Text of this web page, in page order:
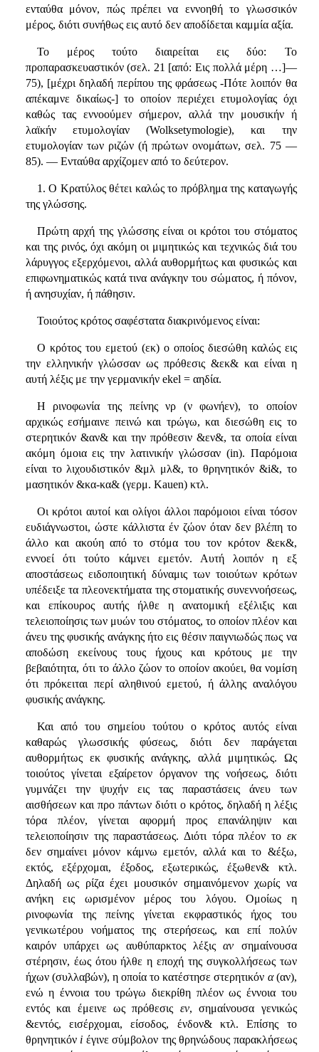
ενταύθα μόνον, πώς πρέπει να εννοηθή το γλωσσικόν
μέρος, διότι συνήθως εις αυτό δεν αποδίδεται καμμία αξία.
Το μέρος τούτο διαιρείται εις δύο: Το
προπαρασκευαστικόν (σελ. 21 [από: Εις πολλά μέρη …]—
75), [μέχρι δηλαδή περίπου της φράσεως -Πότε λοιπόν θα
απέκαμνε δικαίως-] το οποίον περιέχει ετυμολογίας όχι
καθώς τας εννοούμεν σήμερον, αλλά την μουσικήν ή
λαϊκήν ετυμολογίαν (Wolksetymologie), και την
ετυμολογίαν των ριζών (ή πρώτων ονομάτων, σελ. 75 —
85). — Ενταύθα αρχίζομεν από το δεύτερον.
1. Ο Κρατύλος θέτει καλώς το πρόβλημα της καταγωγής
της γλώσσης.
Πρώτη αρχή της γλώσσης είναι οι κρότοι του στόματος
και της ρινός, όχι ακόμη οι μιμητικώς και τεχνικώς διά του
λάρυγγος εξερχόμενοι, αλλά αυθορμήτως και φυσικώς και
επιφωνηματικώς κατά τινα ανάγκην του σώματος, ή πόνον,
ή ανησυχίαν, ή πάθησιν.
Τοιούτος κρότος σαφέστατα διακρινόμενος είναι:
Ο κρότος του εμετού (εκ) ο οποίος διεσώθη καλώς εις
την ελληνικήν γλώσσαν ως πρόθεσις &εκ& και είναι η
αυτή λέξις με την γερμανικήν ekel = αηδία.
H ρινοφωνία της πείνης νρ (ν φωνήεν), το οποίον
αρχικώς εσήμαινε πεινώ και τρώγω, και διεσώθη εις το
στερητικόν &αν& και την πρόθεσιν &εν&, τα οποία είναι
ακόμη όμοια εις την λατινικήν γλώσσαν (in). Παρόμοια
είναι το λιχουδιστικόν &μλ μλ&, το θρηνητικόν &i&, το
μασητικόν &κα-κα& (γερμ. Kauen) κτλ.
Οι κρότοι αυτοί και ολίγοι άλλοι παρόμοιοι είναι τόσον
ευδιάγνωστοι, ώστε κάλλιστα έν ζώον όταν δεν βλέπη το
άλλο και ακούη από το στόμα του τον κρότον &εκ&,
εννοεί ότι τούτο κάμνει εμετόν. Αυτή λοιπόν η εξ
αποστάσεως ειδοποιητική δύναμις των τοιούτων κρότων
υπέδειξε τα πλεονεκτήματα της στοματικής συνεννοήσεως,
και επίκουρος αυτής ήλθε η ανατομική εξέλιξις και
τελειοποίησις των μυών του στόματος, το οποίον πλέον και
άνευ της φυσικής ανάγκης ήτο εις θέσιν παιγνιωδώς πως να
αποδώση εκείνους τους ήχους και κρότους με την
βεβαιότητα, ότι το άλλο ζώον το οποίον ακούει, θα νομίση
ότι πρόκειται περί αληθινού εμετού, ή άλλης αναλόγου
φυσικής ανάγκης.
Και από του σημείου τούτου ο κρότος αυτός είναι
καθαρώς γλωσσικής φύσεως, διότι δεν παράγεται
αυθορμήτως εκ φυσικής ανάγκης, αλλά μιμητικώς. Ως
τοιούτος γίνεται εξαίρετον όργανον της νοήσεως, διότι
γυμνάζει την ψυχήν εις τας παραστάσεις άνευ των
αισθήσεων και προ πάντων διότι ο κρότος, δηλαδή η λέξις
τόρα πλέον, γίνεται αφορμή προς επανάληψιν και
τελειοποίησιν της παραστάσεως. Διότι τόρα πλέον το εκ
δεν σημαίνει μόνον κάμνω εμετόν, αλλά και το &έξω,
εκτός, εξέρχομαι, έξοδος, εξωτερικώς, έξωθεν& κτλ.
Δηλαδή ως ρίζα έχει μουσικόν σημαινόμενον χωρίς να
ανήκη εις ωρισμένον μέρος του λόγου. Ομοίως η
ρινοφωνία της πείνης γίνεται εκφραστικός ήχος του
γενικωτέρου νοήματος της στερήσεως, και επί πολύν
καιρόν υπάρχει ως αυθύπαρκτος λέξιςαν σημαίνουσα
στέρησιν, έως ότου ήλθε η εποχή της συγκολλήσεως των
ήχων (συλλαβών), η οποία το κατέστησε στερητικόν α(αν),
ενώ η έννοια του τρώγω διεκρίθη πλέον ως έννοια του
εντός και έμεινε ως πρόθεσις εν, σημαίνουσα γενικώς
&εντός, εισέρχομαι, είσοδος, ένδον& κτλ. Επίσης το
θρηνητικόν i έγινε σύμβολον της θρηνώδους παρακλήσεως